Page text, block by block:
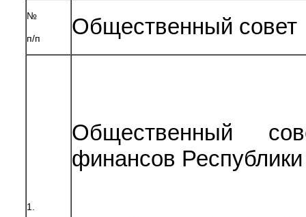
№
п/п Общественный совет
1.
Общественный
финансов